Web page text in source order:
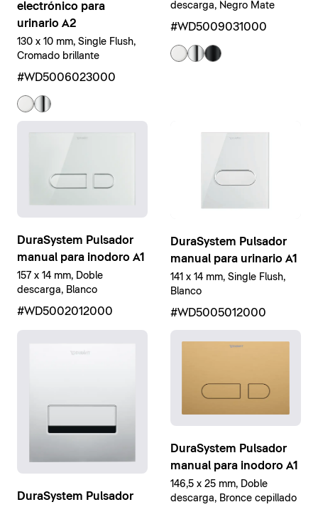
electrónico para
urinario A2
130 x 10 mm, Single Flush,
Cromado brillante
#WD5006023000
descarga, Negro Mate
#WD5009031000
DuraSystem Pulsador
manual para inodoro A1
157 x 14 mm, Doble
descarga, Blanco
#WD5002012000
DuraSystem Pulsador
manual para urinario A1
141 x 14 mm, Single Flush,
Blanco
#WD5005012000
DuraSystem Pulsador
DuraSystem Pulsador
manual para inodoro A1
146,5 x 25 mm, Doble
descarga, Bronce cepillado